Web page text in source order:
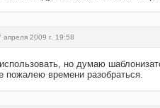
апреля 2009 г. 19:58
но думаю
пожалею времени разобраться.